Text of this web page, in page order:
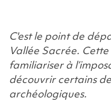
C'est le point de
Vallée Sacrée.
familiariser à
découvrir certains
archéologiques.